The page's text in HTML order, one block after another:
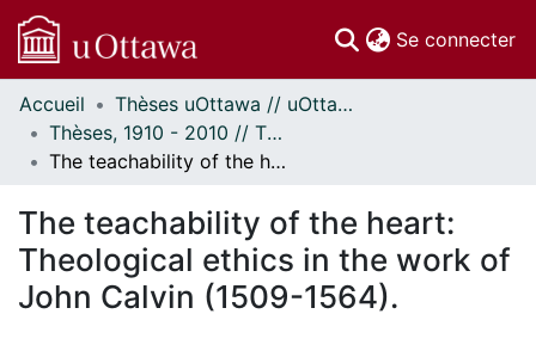
Se connecter
Communautés
et collections
Parcourir
À propos
Accueil
Thèses uOttawa // uOttawa Theses
Thèses, 1910 - 2010 // Theses, 1910 - 2010
The teachability of the heart: Theological ethics in the work of John Calvin (1509-1564).
The teachability of the heart:
Theological ethics in the work of
John Calvin (1509-1564).